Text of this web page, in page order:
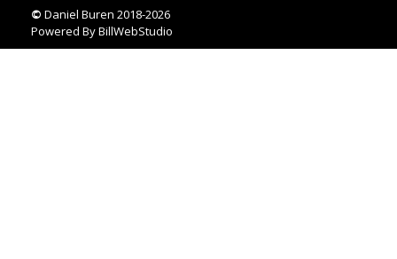
© Daniel Buren 2018-2026
Powered ByBillWebStudio